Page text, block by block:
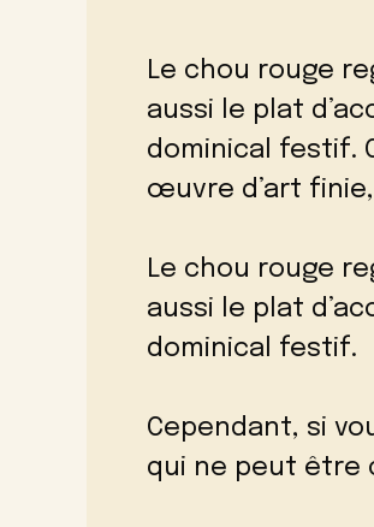
Le chou rouge
aussi le plat
dominical festif.
œuvre d’art
Le chou rouge
aussi le plat
dominical festif.
Cependant, si
qui ne peut être